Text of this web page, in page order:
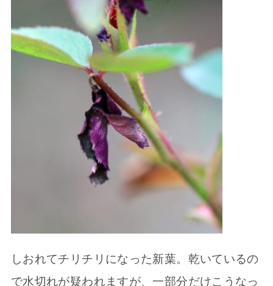
しおれてチリチリになった新葉。乾いているの
で水切れが疑われますが、一部分だけこうなっ